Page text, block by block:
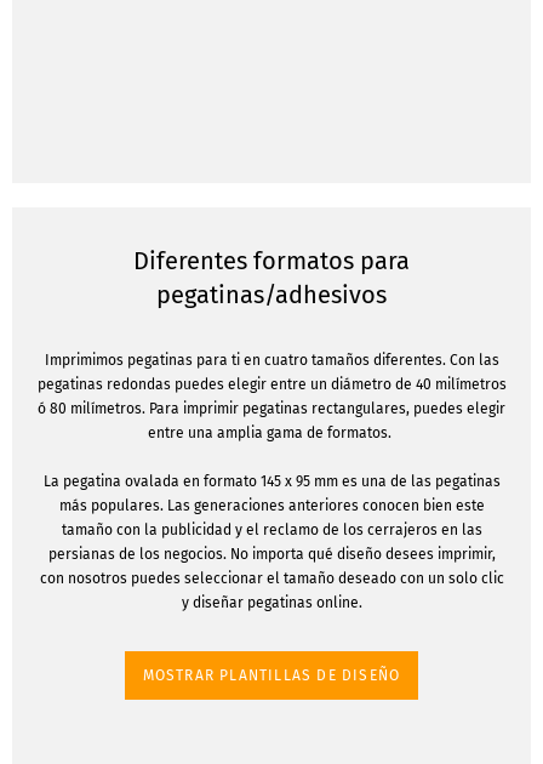
Diferentes formatos para
pegatinas/adhesivos
Imprimimos pegatinas para ti en cuatro tamaños diferentes. Con las
pegatinas redondas puedes elegir entre un diámetro de 40 milímetros
ó 80 milímetros. Para imprimir pegatinas rectangulares, puedes elegir
entre una amplia gama de formatos.
La pegatina ovalada en formato 145 x 95 mm es una de las pegatinas
más populares. Las generaciones anteriores conocen bien este
tamaño con la publicidad y el reclamo de los cerrajeros en las
persianas de los negocios. No importa qué diseño desees imprimir,
con nosotros puedes seleccionar el tamaño deseado con un solo clic
y diseñar pegatinas online.
MOSTRAR PLANTILLAS DE DISEÑO